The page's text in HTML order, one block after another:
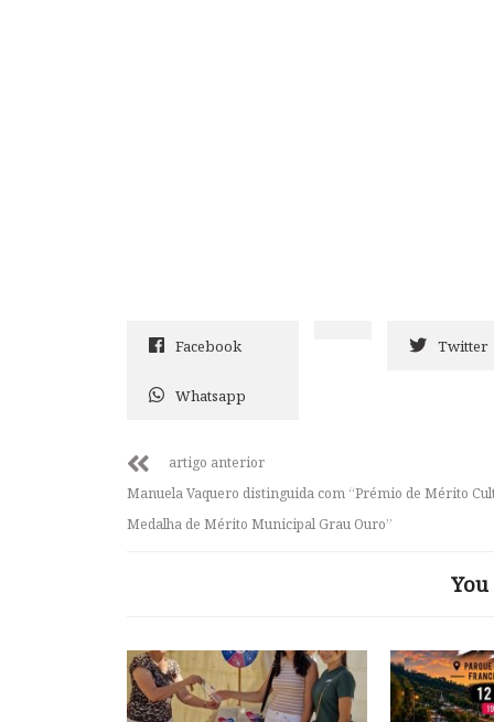
Facebook Twitter
Whatsapp
artigo anterior
Manuela Vaquero distinguida com “Prémio de Mérito
Medalha de Mérito Municipal Grau Ouro”